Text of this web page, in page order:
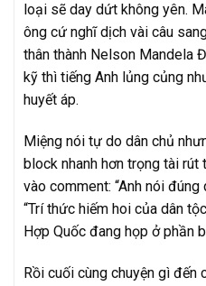
loại sẽ day dứt không yên.
ông cứ nghĩ dịch vài câu
thân thành Nelson Mandela
kỹ thì tiếng Anh lủng củng
huyết áp.
Miệng nói tự do dân chủ
block nhanh hơn trọng tài
vào comment: “Anh nói đúng
“Trí thức hiếm hoi của dân
Hợp Quốc đang họp ở phần
Rồi cuối cùng chuyện gì đến